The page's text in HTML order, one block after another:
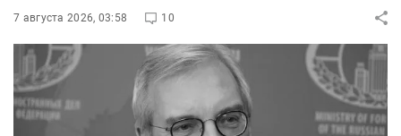
7 августа 2026, 03:58 10